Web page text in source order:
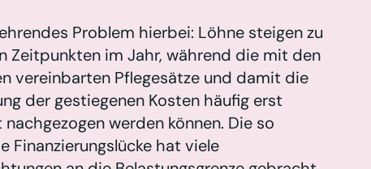
Problem hierbei: Löhne steigen zu
Zeitpunkten im Jahr, während die mit den
vereinbarten Pflegesätze und damit die
der gestiegenen Kosten häufig erst
werden können. Die so
Finanzierungslücke hat viele